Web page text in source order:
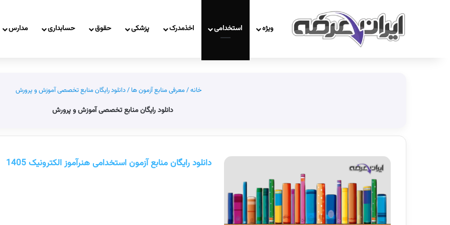
ویژه استخدامی اخذمدرک پزشکی حقوق حسابداری مدارس
خانه/معرفی منابع آزمون ها /دانلود رایگان منابع تخصصی آموزش و پرورش
دانلود رایگان منابع تخصصی آموزش و پرورش
دانلود رایگان منابع آزمون استخدامی هنرآموز الکترونیک 1405